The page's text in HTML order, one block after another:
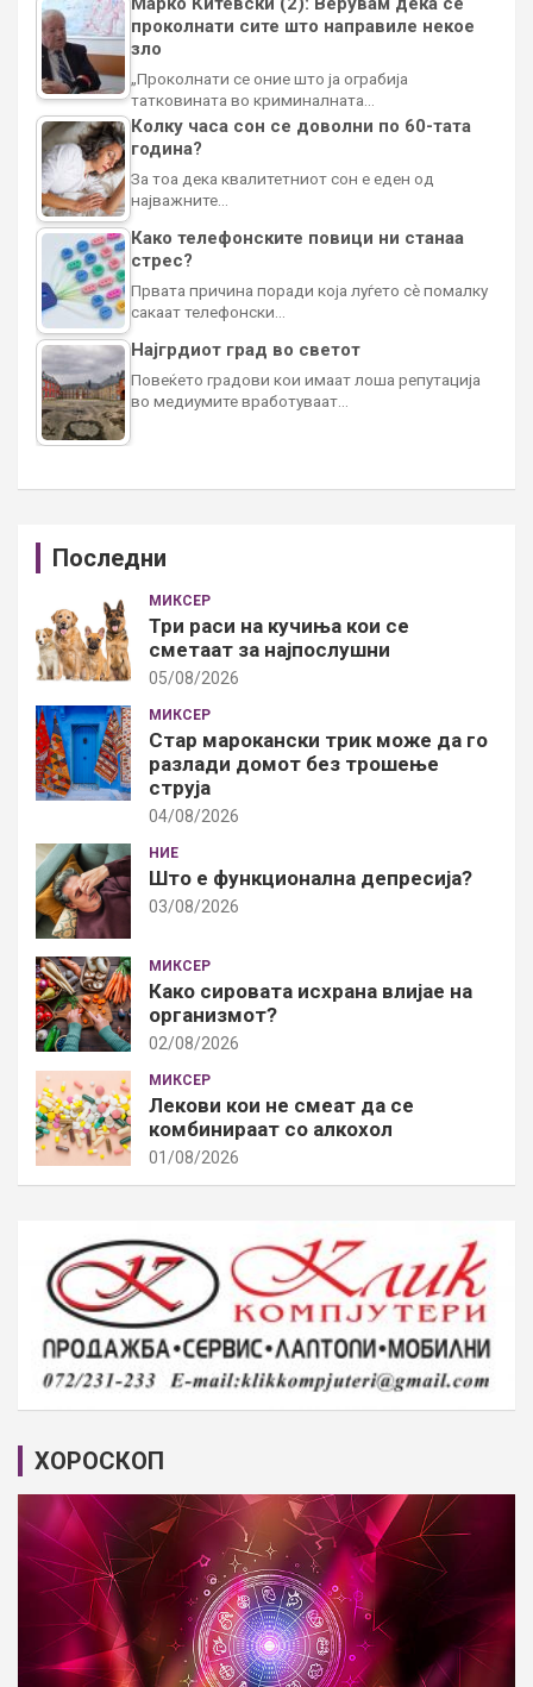
проколнати сите што направиле некое
зло
„Проколнати се оние што ја ограбија
татковината во криминалната…
Колку часа сон се доволни по 60-тата
година?
За тоа дека квалитетниот сон е еден од
најважните…
Како телефонските повици ни станаа
стрес?
Првата причина поради која луѓето сè помалку
сакаат телефонски…
Најгрдиот град во светот
Повеќето градови кои имаат лоша репутација
во медиумите вработуваат…
Последни
МИКСЕР
Три раси на кучиња кои се
сметаат за најпослушни
05/08/2026
МИКСЕР
Стар марокански трик може да го
разлади домот без трошење
струја
04/08/2026
НИЕ
Што е функционална депресија?
03/08/2026
МИКСЕР
Како сировата исхрана влијае на
организмот?
02/08/2026
МИКСЕР
Лекови кои не смеат да се
комбинираат со алкохол
01/08/2026
ХОРОСКОП